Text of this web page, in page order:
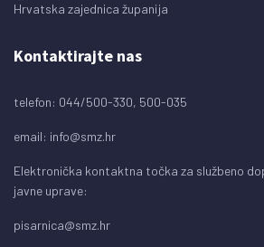
Hrvatska zajednica županija
Kontaktirajte nas
telefon: 044/500-330, 500-035
email: info@smz.hr
Elektronička kontaktna točka za službeno
javne uprave:
pisarnica@smz.hr